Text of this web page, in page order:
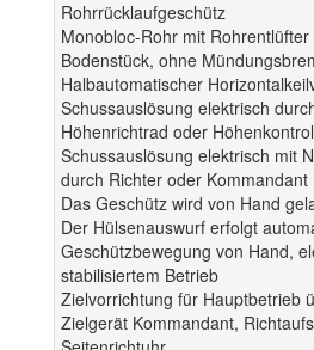
Rohrrücklaufgeschütz
Monobloc-Rohr mit
Bodenstück, ohne
Halbautomatischer
Schussauslösung elektrisch
Höhenrichtrad oder
Schussauslösung elektrisch mit
durch Richter oder Kommandant
Das Geschütz wird von Hand
Der Hülsenauswurf erfolgt
Geschützbewegung von Hand,
stabilisiertem Betrieb
Zielvorrichtung für Hauptbetrieb
Zielgerät Kommandant,